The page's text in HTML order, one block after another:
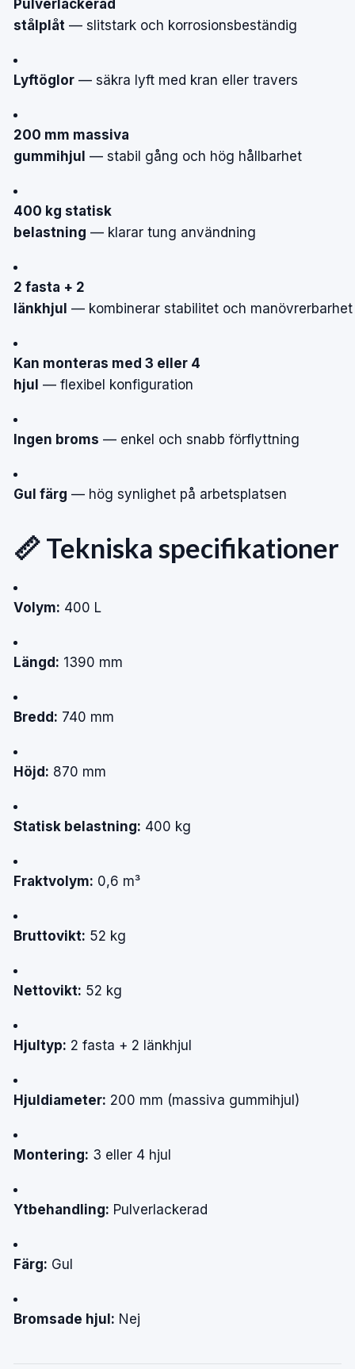
Pulverlackerad
stålplåt — slitstark och korrosionsbeständig
Lyftöglor — säkra lyft med kran eller travers
200 mm massiva
gummihjul — stabil gång och hög hållbarhet
400 kg statisk
belastning — klarar tung användning
2 fasta + 2
länkhjul — kombinerar stabilitet och manövrerbarhet
Kan monteras med 3 eller 4
hjul — flexibel konfiguration
Ingen broms — enkel och snabb förflyttning
Gul färg — hög synlighet på arbetsplatsen
📏Tekniskaspecifikationer
Volym: 400 L
Längd: 1390 mm
Bredd: 740 mm
Höjd: 870 mm
Statisk belastning: 400 kg
Fraktvolym: 0,6 m³
Bruttovikt: 52 kg
Nettovikt: 52 kg
Hjultyp: 2 fasta + 2 länkhjul
Hjuldiameter: 200 mm (massiva gummihjul)
Montering: 3 eller 4 hjul
Ytbehandling: Pulverlackerad
Färg: Gul
Bromsade hjul: Nej